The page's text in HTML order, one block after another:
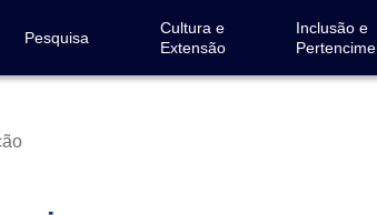
Pesquisa
Cultura e
Extensão
Inclusão e